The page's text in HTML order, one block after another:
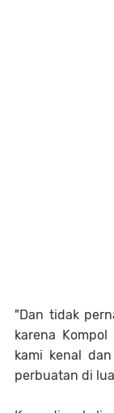
"Dan tidak
karena
kami kenal
perbuatan di